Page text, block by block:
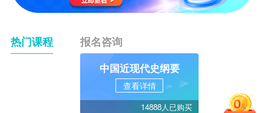
热门课程 报名咨询
中国近现代史纲要
查看详情
14888人已购买